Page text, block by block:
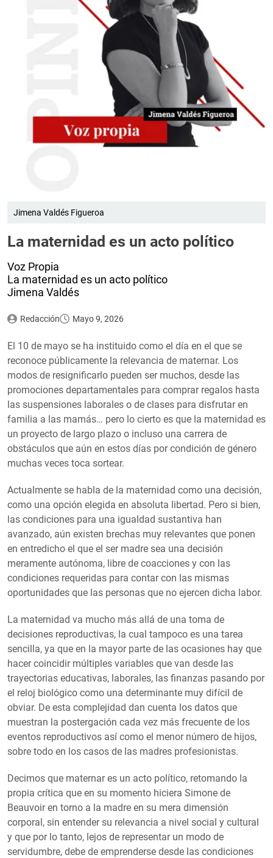
Jimena Valdés Figueroa
La maternidad es un acto político
Voz Propia
La maternidad es un acto político
Jimena Valdés
Redacción Mayo 9, 2026
El 10 de mayo se ha instituido como el día en el que se
reconoce públicamente la relevancia de maternar. Los
modos de resignificarlo pueden ser muchos, desde las
promociones departamentales para comprar regalos hasta
las suspensiones laborales o de clases para disfrutar en
familia a las mamás… pero lo cierto es que la maternidad es
un proyecto de largo plazo o incluso una carrera de
obstáculos que aún en estos días por condición de género
muchas veces toca sortear.
Actualmente se habla de la maternidad como una decisión,
como una opción elegida en absoluta libertad. Pero si bien,
las condiciones para una igualdad sustantiva han
avanzado, aún existen brechas muy relevantes que ponen
en entredicho el que el ser madre sea una decisión
meramente autónoma, libre de coacciones y con las
condiciones requeridas para contar con las mismas
oportunidades que las personas que no ejercen dicha labor.
La maternidad va mucho más allá de una toma de
decisiones reproductivas, la cual tampoco es una tarea
sencilla, ya que en la mayor parte de las ocasiones hay que
hacer coincidir múltiples variables que van desde las
trayectorias educativas, laborales, las finanzas pasando por
el reloj biológico como una determinante muy difícil de
obviar. De esta complejidad dan cuenta los datos que
muestran la postergación cada vez más frecuente de los
eventos reproductivos así como el menor número de hijos,
sobre todo en los casos de las madres profesionistas.
Decimos que maternar es un acto político, retomando la
propia crítica que en su momento hiciera Simone de
Beauvoir en torno a la madre en su mera dimensión
corporal, sin entender su relevancia a nivel social y cultural
y que por lo tanto, lejos de representar un modo de
servidumbre, debe de emprenderse desde las condiciones